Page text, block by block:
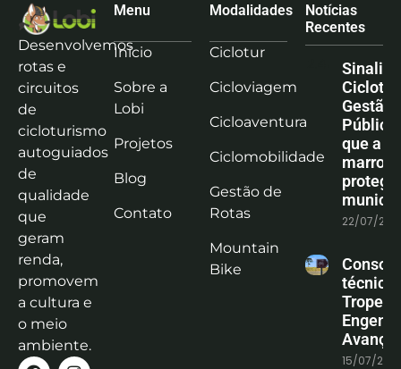
Desenvolvemos
rotas e
circuitos
de
cicloturismo
autoguiados
de
qualidade
que
geram
renda,
promovem
a cultura e
o meio
ambiente.
Menu
Início
Sobre a
Lobi
Projetos
Blog
Contato
Modalidades
Ciclotur
Cicloviagem
Cicloaventura
Ciclomobilidade
Gestão de
Rotas
Mountain
Bike
Notícias
Recentes
Gestão
que a
marrom
protege
22/07/
técnica
15/07/